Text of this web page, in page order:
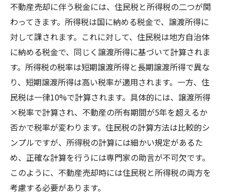
経費の明確化と記録
税金対策のためのリフォーム
複数物件の売却における注意点
最適な売却タイミングの選び方
不動産売却後に必ず行うべき税金申告の手順と
ポイント
税金申告の基本手順
必要書類の準備方法
申告書の書き方と提出方法
税金還付の手続き
税務署への問い合わせ方法
不動産売却に伴う税金には、住民税と所得税の二つが関
わってきます。所得税は国に納める税金で、譲渡所得に
対して課されます。これに対して、住民税は地方自治体
に納める税金で、同じく譲渡所得に基づいて計算されま
す。所得税の税率は短期譲渡所得と長期譲渡所得で異な
り、短期譲渡所得は高い税率が適用されます。一方、住
民税は一律10%で計算されます。具体的には、譲渡所得
×税率で計算され、不動産の所有期間が5年を超えるか
否かで税率が変わります。住民税の計算方法は比較的シ
ンプルですが、所得税の計算には細かい規定があるた
め、正確な計算を行うには専門家の助言が不可欠です。
このように、不動産売却時には住民税と所得税の両方を
考慮する必要があります。